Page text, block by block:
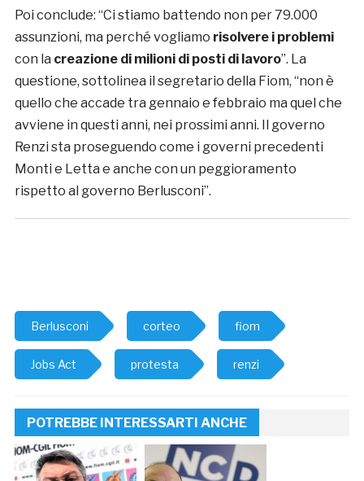
Poi conclude: “Ci stiamo battendo non per 79.000
assunzioni, ma perché vogliamo risolvere i problemi
con la creazione di milioni di posti di lavoro”. La
questione, sottolinea il segretario della Fiom, “non è
quello che accade tra gennaio e febbraio ma quel che
avviene in questi anni, nei prossimi anni. Il governo
Renzi sta proseguendo come i governi precedenti
Monti e Letta e anche con un peggioramento
rispetto al governo Berlusconi”.
Berlusconi corteo fiom
Jobs Act protesta renzi
POTREBBE INTERESSARTI ANCHE